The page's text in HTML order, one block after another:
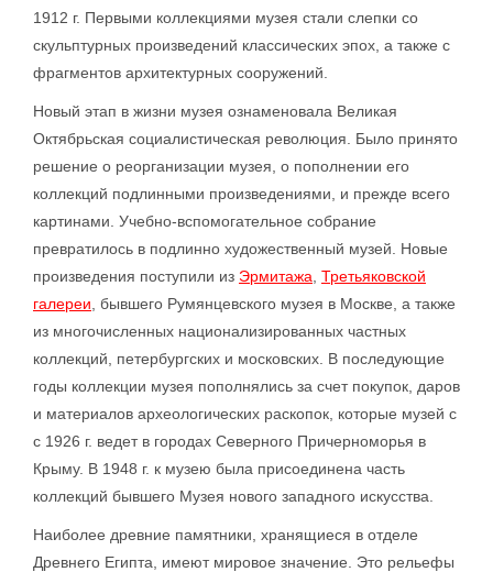
1912 г. Первыми коллекциями музея стали слепки со
скульптурных произведений классических эпох, а также с
фрагментов архитектурных сооружений.
Новый этап в жизни музея ознаменовала Великая
Октябрьская социалистическая революция. Было принято
решение о реорганизации музея, о пополнении его
коллекций подлинными произведениями, и прежде всего
картинами. Учебно-вспомогательное собрание
превратилось в подлинно художественный музей. Новые
произведения поступили из Эрмитажа Третьяковской
галереи , бывшего Румянцевского музея в Москве, а также
из многочисленных национализированных частных
коллекций, петербургских и московских. В последующие
годы коллекции музея пополнялись за счет покупок, даров
и материалов археологических раскопок, которые музей с
с 1926 г. ведет в городах Северного Причерноморья в
Крыму. В 1948 г. к музею была присоединена часть
коллекций бывшего Музея нового западного искусства.
Наиболее древние памятники, хранящиеся в отделе
Древнего Египта, имеют мировое значение. Это рельефы